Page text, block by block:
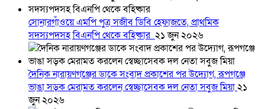
সোনারগাঁওয়ে এমপি পুত্র সজীব ডিবি হেফাজতে, প্রাথমিক
সদস্যপদসহ বিএনপি থেকে বহিষ্কার ২১ জুন ২০২৬
দৈনিক নারায়ণগঞ্জের ডাকে সংবাদ প্রকাশের পর উদ্যোগ, রূপগঞ্জে
ভাঙা সড়ক মেরামত করলেন স্বেচ্ছাসেবক দল নেতা সবুজ মিয়া২১
জুন ২০২৬